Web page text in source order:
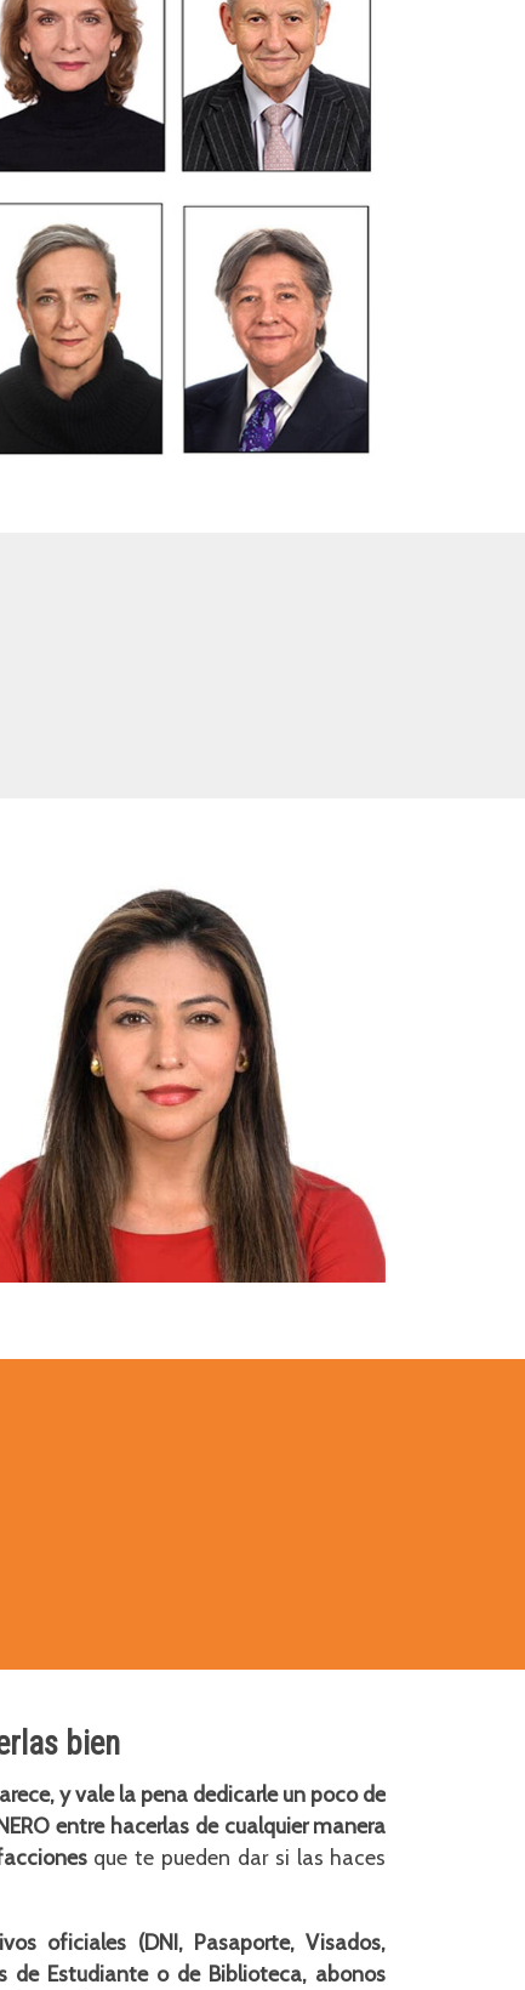
bien
y vale la pena dedicarle un poco de
entre hacerlas de cualquier manera
que te pueden dar si las haces
oficiales (DNI, Pasaporte, Visados,
de Estudiante o de Biblioteca, abonos